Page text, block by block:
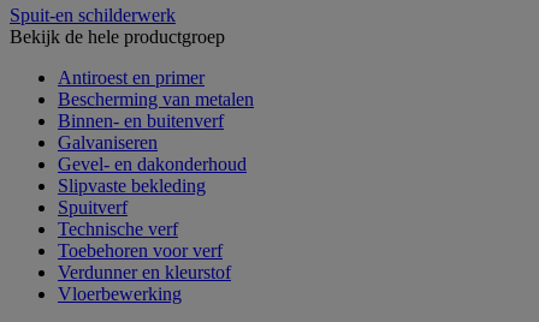
Spuit-en schilderwerk
Bekijk de hele productgroep
Antiroest en primer
Bescherming van metalen
Binnen- en buitenverf
Galvaniseren
Gevel- en dakonderhoud
Slipvaste bekleding
Spuitverf
Technische verf
Toebehoren voor verf
Verdunner en kleurstof
Vloerbewerking